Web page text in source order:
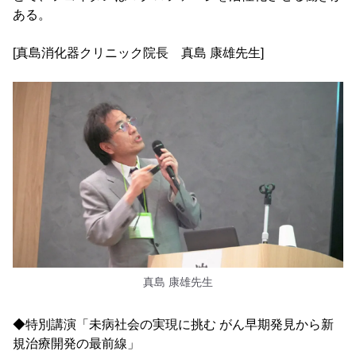
ある。
[真島消化器クリニック院長 真島 康雄先生]
真島 康雄先生
◆特別講演「未病社会の実現に挑む がん早期発見から新
規治療開発の最前線」